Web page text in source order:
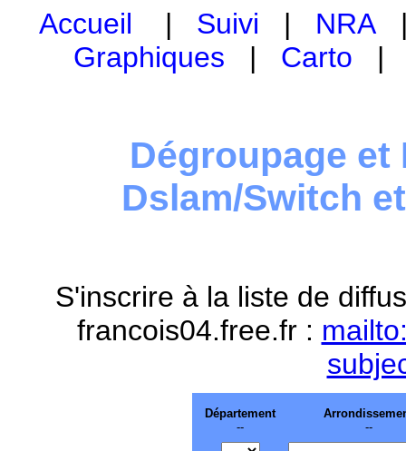
Accueil | Suivi | NRA
Graphiques | Carto
Dégroupage et
Dslam/Switch
S'inscrire à la liste de
francois04.free.fr :
Département
--
--